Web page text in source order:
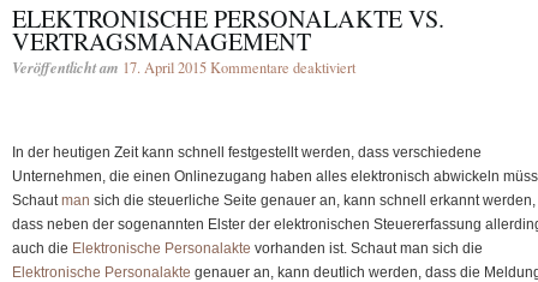
ELEKTRONISCHE PERSONALAKTE VS.
VERTRAGSMANAGEMENT
Veröffentlicht am 17. April 2015Kommentare deaktiviertfür
Vertragsmanagement
In der heutigen Zeit kann schnell festgestellt werden, dass verschiedene
Unternehmen, die einen Onlinezugang haben alles elektronisch abwickeln
Schaut man sich die steuerliche Seite genauer an, kann schnell erkannt werden,
dass neben der sogenannten Elster der elektronischen Steuererfassung
auch die Elektronische Personalakte vorhanden ist. Schaut man sich die
Elektronische Personalakte genauer an, kann deutlich werden, dass die